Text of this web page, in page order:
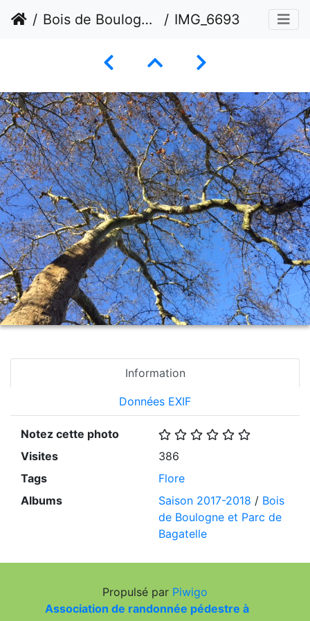
Bois de Boulogne et Parc de Bagatelle IMG_6693
Information
Données EXIF
Notez cette photo
Visites
386
Tags
Flore
Albums
Saison 2017-2018 / Bois
de Boulogne et Parc de
Bagatelle
Propulsé par Piwigo
Association de randonnée pédestre à